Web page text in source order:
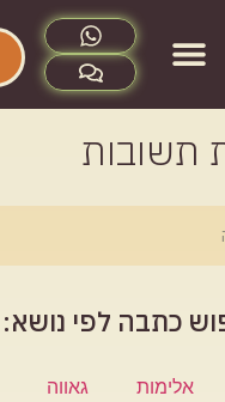
תשובות
כתבה לפי נושא:
אלימות גאווה